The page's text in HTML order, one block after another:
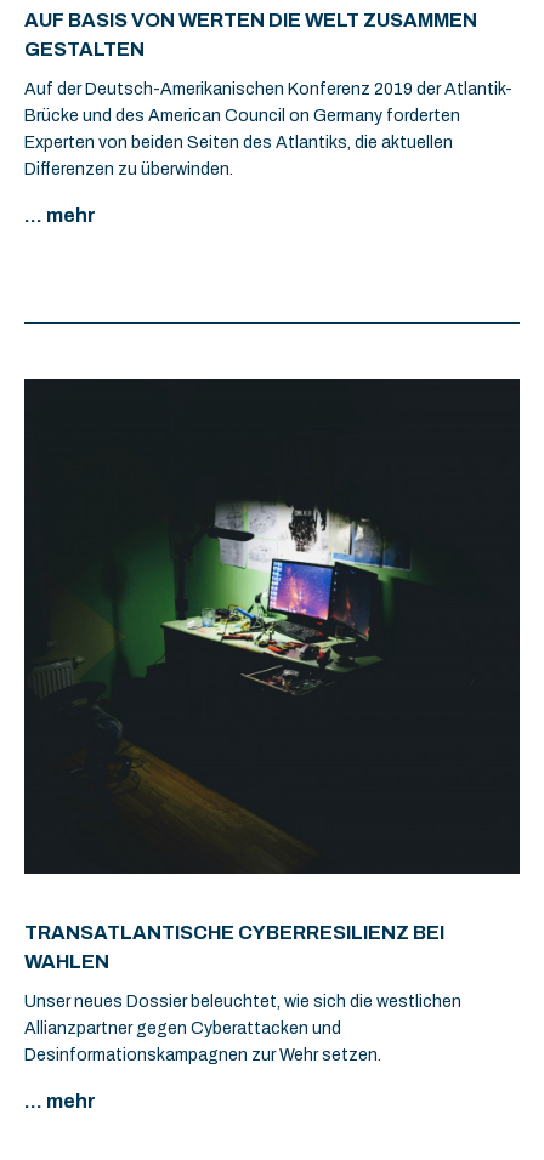
AUF BASIS VON WERTEN DIE WELT ZUSAMMEN
GESTALTEN
Auf der Deutsch-Amerikanischen Konferenz 2019 der Atlantik-
Brücke und des American Council on Germany forderten
Experten von beiden Seiten des Atlantiks, die aktuellen
Differenzen zu überwinden.
... mehr
TRANSATLANTISCHE CYBERRESILIENZ BEI
WAHLEN
Unser neues Dossier beleuchtet, wie sich die westlichen
Allianzpartner gegen Cyberattacken und
Desinformationskampagnen zur Wehr setzen.
... mehr